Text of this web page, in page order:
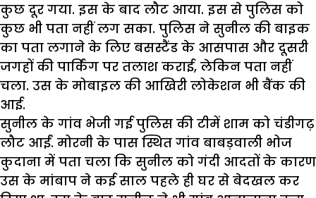
कुछ दूर गया. इस के बाद लौट आया. इस से पुलिस को
कुछ भी पता नहीं लग सका. पुलिस ने सुनील की बाइक
का पता लगाने के लिए बसस्टैंड के आसपास और दूसरी
जगहों की पार्किंग पर तलाश कराई, लेकिन पता नहीं
चला. उस के मोबाइल की आखिरी लोकेशन भी बैंक की
आई.
सुनील के गांव भेजी गई पुलिस की टीमें शाम को चंडीगढ़
लौट आईं. मोरनी के पास स्थित गांव बाबड़वाली भोज
कुदाना में पता चला कि सुनील को गंदी आदतों के कारण
उस के मांबाप ने कई साल पहले ही घर से बेदखल कर